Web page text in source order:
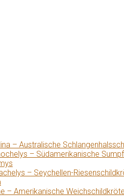
– Australische
– Südamerikanische
– Seychellen-
– Amerikanische